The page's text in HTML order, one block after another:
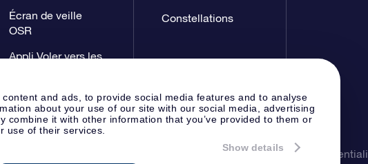
and ads, to provide social media features and to analyse
about your use of our site with our social media, advertising
combine it with other information that you’ve provided to them or
use of their services.
Show details
Écran de veille
OSR
Appli Voler vers les
Constellations
Page de presseDéclaration de